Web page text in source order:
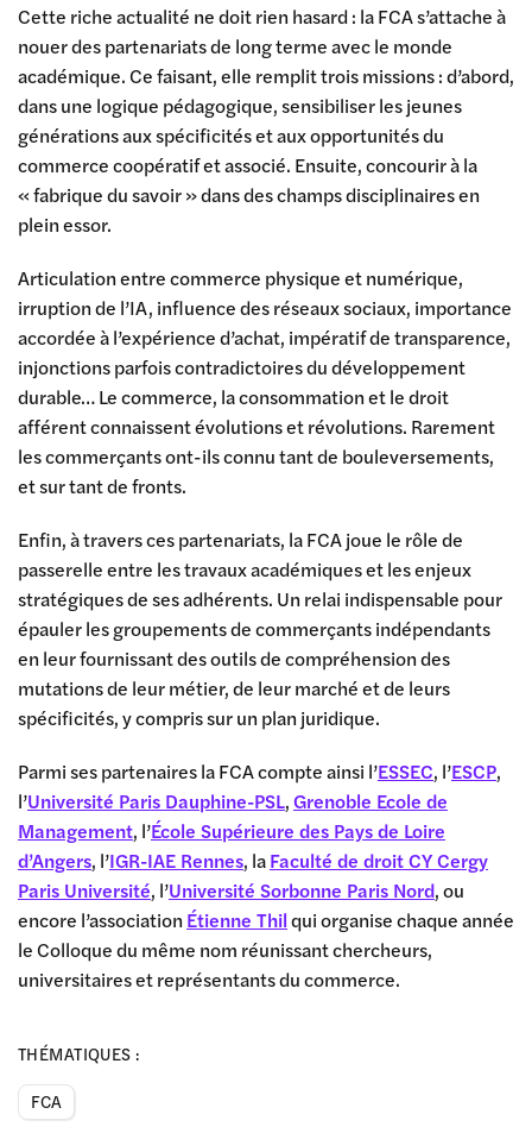
THÉMATIQUES :
FCA
Cette riche actualité ne doit rien hasard : la FCA s’attache à
nouer des partenariats de long terme avec le monde
académique. Ce faisant, elle remplit trois missions : d’abord,
dans une logique pédagogique, sensibiliser les jeunes
générations aux spécificités et aux opportunités du
commerce coopératif et associé. Ensuite, concourir à la
« fabrique du savoir » dans des champs disciplinaires en
plein essor.
Articulation entre commerce physique et numérique,
irruption de l’IA, influence des réseaux sociaux, importance
accordée à l’expérience d’achat, impératif de transparence,
injonctions parfois contradictoires du développement
durable… Le commerce, la consommation et le droit
afférent connaissent évolutions et révolutions. Rarement
les commerçants ont-ils connu tant de bouleversements,
et sur tant de fronts.
Enfin, à travers ces partenariats, la FCA joue le rôle de
passerelle entre les travaux académiques et les enjeux
stratégiques de ses adhérents. Un relai indispensable pour
épauler les groupements de commerçants indépendants
en leur fournissant des outils de compréhension des
mutations de leur métier, de leur marché et de leurs
spécificités, y compris sur un plan juridique.
Parmi ses partenaires la FCA compte ainsi l’ESSEC, l’ESCP,
l’Université Paris Dauphine-PSL,Grenoble Ecole de
Management, l’École Supérieure des Pays de Loire
d’Angers, l’IGR-IAE Rennes, laFaculté de droit CY Cergy
Paris Université, l’Université Sorbonne Paris Nord, ou
encore l’association Étienne Thilqui organise chaque année
le Colloque du même nom réunissant chercheurs,
universitaires et représentants du commerce.